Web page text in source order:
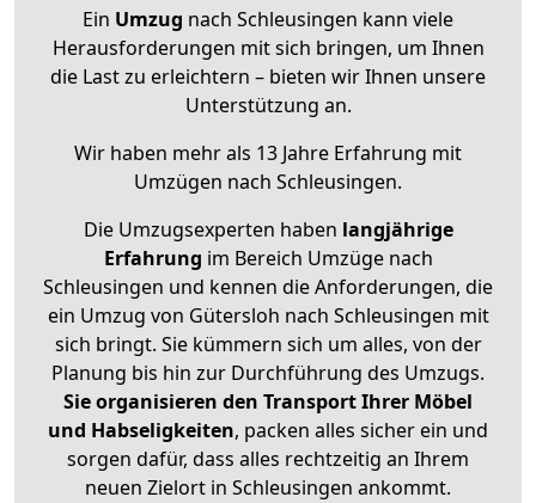
Ein Umzug nach Schleusingen kann viele
Herausforderungen mit sich bringen, um Ihnen
die Last zu erleichtern – bieten wir Ihnen unsere
Unterstützung an.
Wir haben mehr als 13 Jahre Erfahrung mit
Umzügen nach Schleusingen.
Die Umzugsexperten haben langjährige
Erfahrung im Bereich Umzüge nach
Schleusingen und kennen die Anforderungen, die
ein Umzug von Gütersloh nach Schleusingen mit
sich bringt. Sie kümmern sich um alles, von der
Planung bis hin zur Durchführung des Umzugs.
Sie organisieren den Transport Ihrer Möbel
und Habseligkeiten, packen alles sicher ein und
sorgen dafür, dass alles rechtzeitig an Ihrem
neuen Zielort in Schleusingen ankommt.